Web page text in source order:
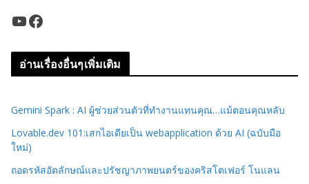
YouTube Facebook
อ่านเรื่องอื่นๆเพิ่มเติม
Gemini Spark : AI ผู้ช่วยส่วนตัวที่ทำงานแทนคุณ…แม้ตอนคุณหลับ
Lovable.dev 101:เสกไอเดียเป็น webapplication ด้วย AI (ฉบับมือ
ใหม่)
ถอดรหัสอัตลักษณ์และปรัชญาภาพยนตร์ของคริสโตเฟอร์ โนแลน